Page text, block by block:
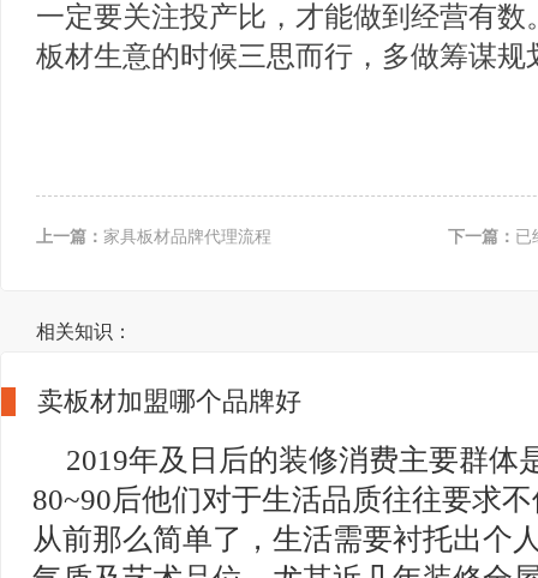
一定要关注投产比，才能做到经营有
板材生意的时候三思而行，多做筹谋规
上一篇： 家具板材品牌代理流程 下一篇： 已
相关知识：
卖板材加盟哪个品牌好
2019年及日后的装修消费主要群体
80~90后他们对于生活品质往往要求
从前那么简单了，生活需要衬托出个